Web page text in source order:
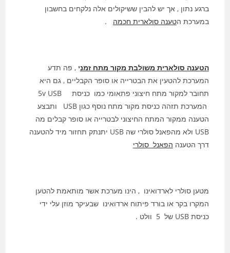
ברגע נתון , אך יש להבין ששיקולים אלה נלקחים בחשבון
במערכת הטענה סולארית חכמה .
הטענה סולארית משולבת מקור מתח זמני , פה תדע
המערכת להטעין את הבטרייה או סופר הקבליים , גם היא
תחובר למקור מתח חיצוני פתאומי כמו כניסת 5v USB
המערכת תזהה כניסת מקור מתח נוסף כגון USB ותבצע
הטענה ממקור המתח החיצוני לבטרייה או סופר קבלים מה
USB ולא מהפאנל סולרי שה USB יתנתק תחזור מיד להטענה
דרך הטענה הפאנל סולרי
מטען סולרי לארדואינו , הינו מערכת אשר מותאמת להטען
המקרו בקר או בורד פיתוח ארדואינו שבעיקר מוזן עלי ידי
כניסת USB של 5 וולט .